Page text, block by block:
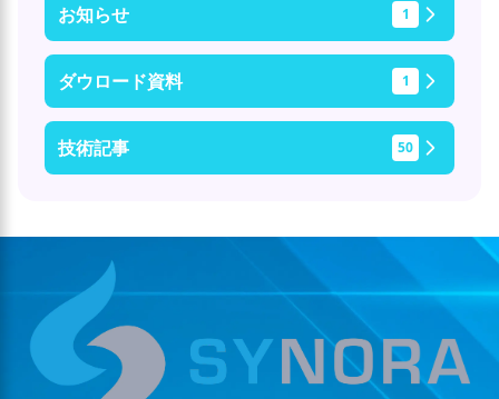
お知らせ 1
ダウロード資料 1
技術記事 50